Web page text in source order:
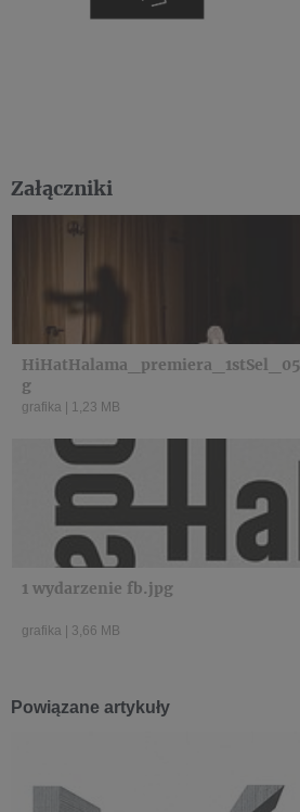
Załączniki
g
grafika 1,23 MB
1 wydarzenie fb.jpg
grafika 3,66 MB
Powiązane artykuły